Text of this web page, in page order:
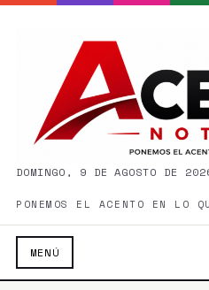
DOMINGO, 9 DE AGOSTO DE
PONEMOS EL ACENTO EN LO
MENÚ